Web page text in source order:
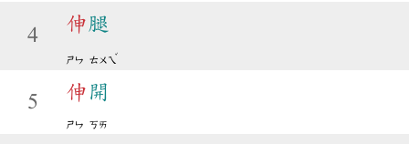
4
伸腿
ㄕㄣ ㄊㄨㄟ
ˇ
5 伸 開
ㄕㄣ ㄎㄞ